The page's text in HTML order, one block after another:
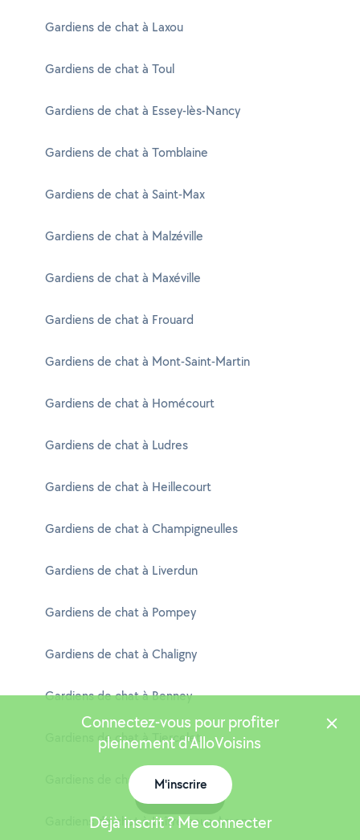
Gardiens de chat à Laxou
Gardiens de chat à Toul
Gardiens de chat à Essey-lès-Nancy
Gardiens de chat à Tomblaine
Gardiens de chat à Saint-Max
Gardiens de chat à Malzéville
Gardiens de chat à Maxéville
Gardiens de chat à Frouard
Gardiens de chat à Mont-Saint-Martin
Gardiens de chat à Homécourt
Gardiens de chat à Ludres
Gardiens de chat à Heillecourt
Gardiens de chat à Champigneulles
Gardiens de chat à Liverdun
Gardiens de chat à Pompey
Gardiens de chat à Chaligny
Gardiens de chat à Benney
Gardiens de chat à Tiercelet
Gardiens de chat à Morfontaine
Gardiens de chat à Laître-sous-Amance
Connectez-vous pour profiter
pleinement d'AlloVoisins
M'inscrire
Déjà inscrit ? Me connecter